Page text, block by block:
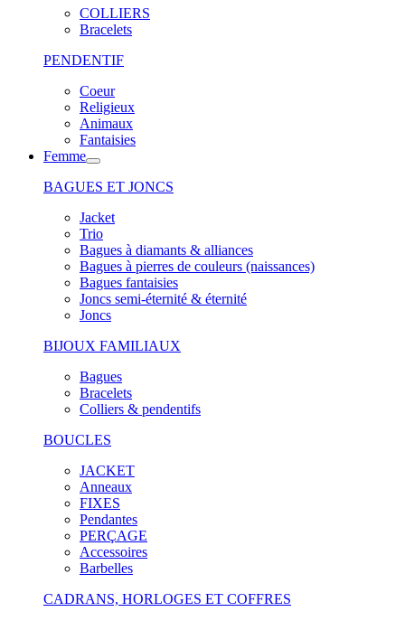
COLLIERS
Bracelets
PENDENTIF
Coeur
Religieux
Animaux
Fantaisies
Femme
BAGUES ET JONCS
Jacket
Trio
Bagues à diamants & alliances
Bagues à pierres de couleurs (naissances)
Bagues fantaisies
Joncs semi-éternité & éternité
Joncs
BIJOUX FAMILIAUX
Bagues
Bracelets
Colliers & pendentifs
BOUCLES
JACKET
Anneaux
FIXES
Pendantes
PERÇAGE
Accessoires
Barbelles
CADRANS, HORLOGES ET COFFRES